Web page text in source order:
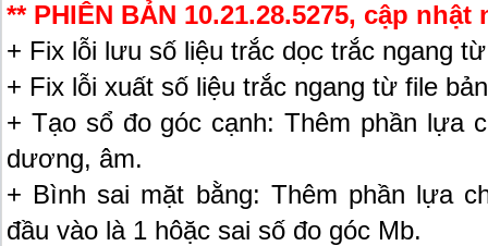
** PHIÊN BẢN 10.21.28.5275, cập nhật
+ Fix lỗi lưu số liệu trắc dọc trắc ngang
+ Fix lỗi xuất số liệu trắc ngang từ file
+ Tạo sổ đo góc cạnh: Thêm phần lựa
dương, âm.
+ Bình sai mặt bằng: Thêm phần lựa
đầu vào là 1 hôặc sai số đo góc Mb.